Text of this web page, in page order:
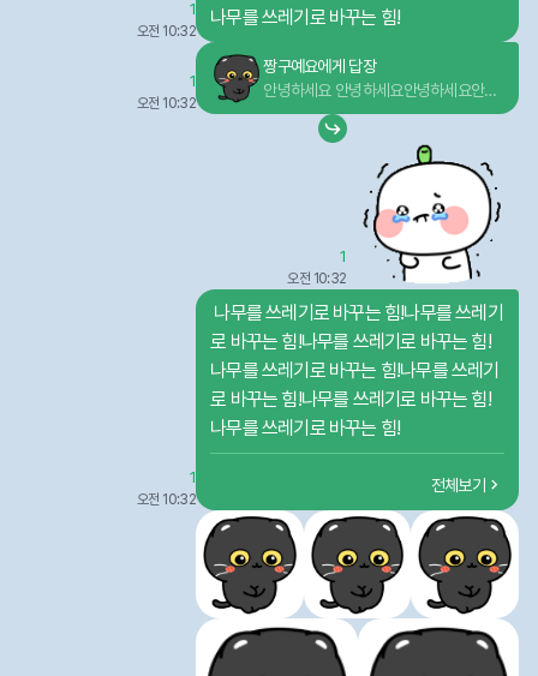
가리고 나서 되돌릴 수 없어요
메시지 가리기
요안녕하세요안녕하세요
나무를 쓰레기로 바꾸는 힘!
1
오전 10:32
짱구예요에게 답장
안녕하세요 안녕하세요안녕하세요안녕
하세요안녕하세요안녕하세요안녕하세
요안녕하세요안녕하세요
1
오전 10:32
1
오전 10:32
로 바꾸는 힘!나무를 쓰레기로 바꾸는 힘!
나무를 쓰레기로 바꾸는 힘!나무를 쓰레기
로 바꾸는 힘!나무를 쓰레기로 바꾸는 힘!
나무를 쓰레기로 바꾸는 힘!
전체보기
1
오전 10:32